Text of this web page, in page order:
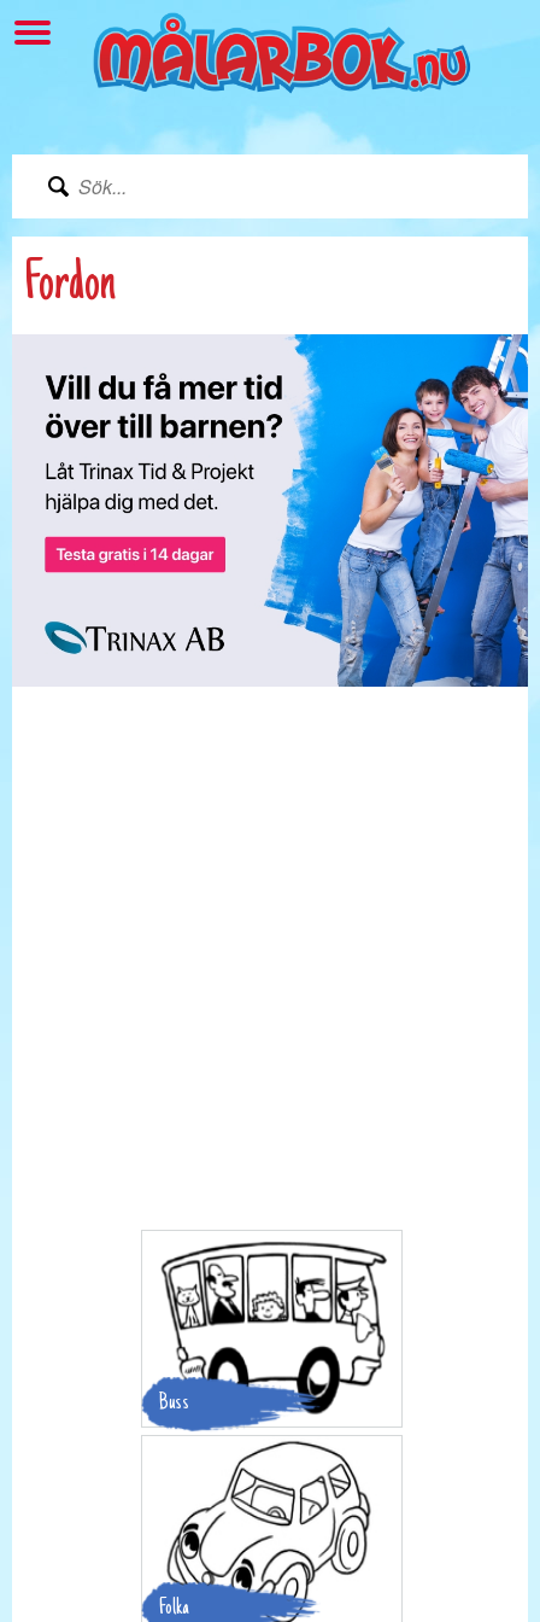
Fordon
Buss
Folka